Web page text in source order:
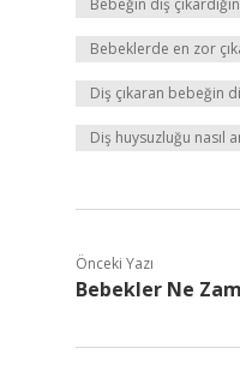
Bebeğin diş
Bebeklerde en zor
Diş çıkaran bebeğin
Diş huysuzluğu nasıl
Önceki Yazı
Bebekler Ne